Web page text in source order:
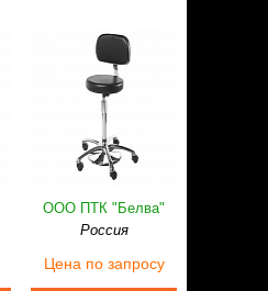
ООО ПТК "Белва"
Россия
Цена по запросу